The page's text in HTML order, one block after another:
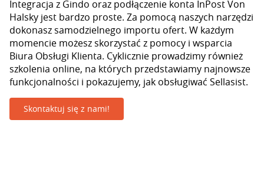
Integracja z Gindo oraz podłączenie konta InPost Von
Halsky jest bardzo proste. Za pomocą naszych narzędzi
dokonasz samodzielnego importu ofert. W każdym
momencie możesz skorzystać z pomocy i wsparcia
Biura Obsługi Klienta. Cyklicznie prowadzimy również
szkolenia online, na których przedstawiamy najnowsze
funkcjonalności i pokazujemy, jak obsługiwać Sellasist.
Skontaktuj się z nami!